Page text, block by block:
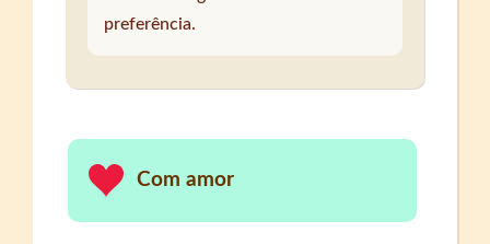
preferência.
Com amor